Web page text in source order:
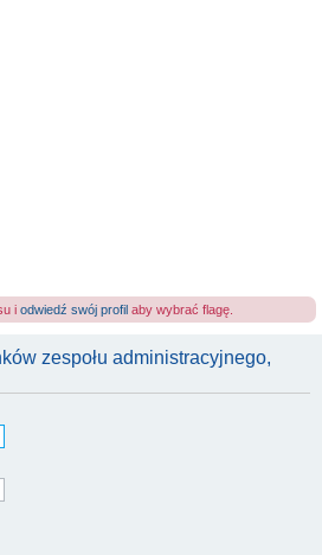
i odwiedź swój profil aby wybrać flagę.
zespołu administracyjnego,